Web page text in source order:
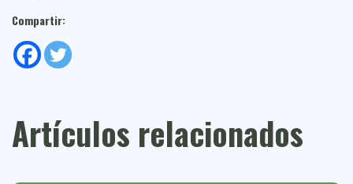
Compartir:
Artículos relacionados